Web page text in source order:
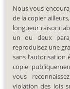
Nous vous
de la copier
longueur
un ou deux
reproduisez une
sans l’autorisation
copie
vous
violation des lois